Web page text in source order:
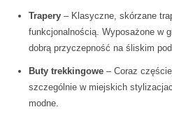
Trapery – Klasyczne, skórzane
funkcjonalnością. Wyposażone w
dobrą przyczepność na śliskim
Buty trekkingowe – Coraz
szczególnie w miejskich
modne.